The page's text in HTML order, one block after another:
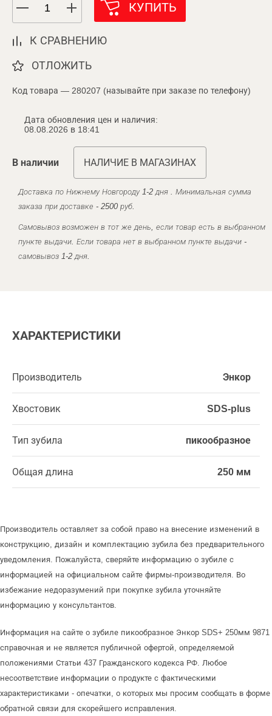
КУПИТЬ
К СРАВНЕНИЮ
ОТЛОЖИТЬ
Код товара — 280207 (называйте при заказе по телефону)
Дата обновления цен и наличия:
08.08.2026 в 18:41
В наличии НАЛИЧИЕ В МАГАЗИНАХ
Доставка по Нижнему Новгороду 1-2 дня . Минимальная сумма
заказа при доставке - 2500 руб.
Самовывоз возможен в тот же день, если товар есть в выбранном
пункте выдачи. Если товара нет в выбранном пункте выдачи -
самовывоз 1-2 дня.
ХАРАКТЕРИСТИКИ
Производитель Энкор
Хвостовик SDS-plus
Тип зубила пикообразное
Общая длина 250 мм
Производитель оставляет за собой право на внесение изменений в
конструкцию, дизайн и комплектацию зубила без предварительного
уведомления. Пожалуйста, сверяйте информацию о зубиле с
информацией на официальном сайте фирмы-производителя. Во
избежание недоразумений при покупке зубила уточняйте
информацию у консультантов.
Информация на сайте о зубиле пикообразное Энкор SDS+ 250мм 9871
справочная и не является публичной офертой, определяемой
положениями Статьи 437 Гражданского кодекса РФ. Любое
несоответствие информации о продукте с фактическими
характеристиками - опечатки, о которых мы просим сообщать в форме
обратной связи для скорейшего исправления.